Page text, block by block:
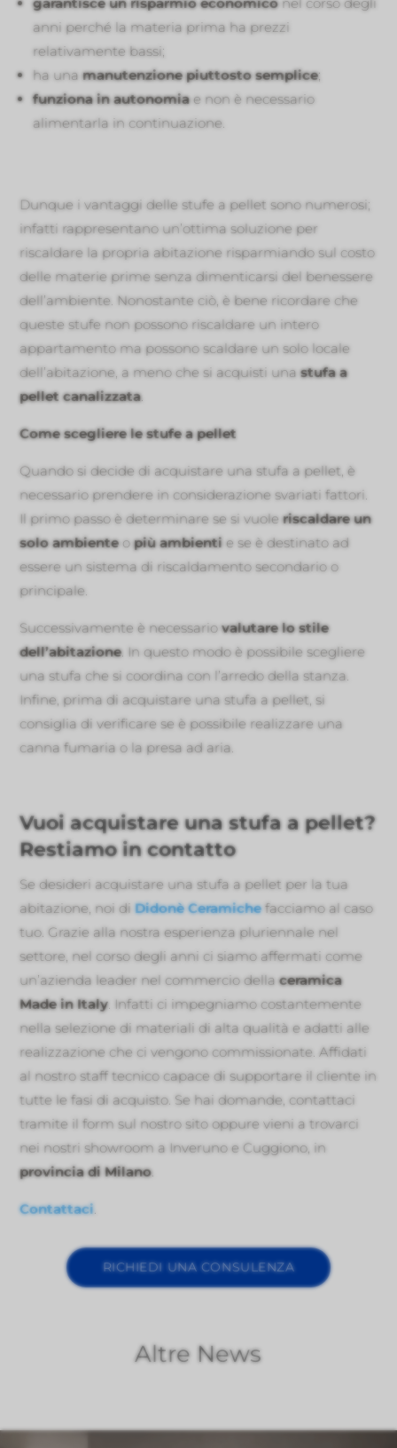
anni perché la materia prima ha prezzi
relativamente bassi;
ha unamanutenzione piuttosto semplice;
funziona in autonomiae non è necessario
alimentarla in continuazione.
Dunque i vantaggi delle stufe a pellet sono numerosi;
infatti rappresentano un’ottima soluzione per
riscaldare la propria abitazione risparmiando sul costo
delle materie prime senza dimenticarsi del benessere
dell’ambiente. Nonostante ciò, è bene ricordare che
queste stufe non possono riscaldare un intero
appartamento ma possono scaldare un solo locale
dell’abitazione, a meno che si acquisti una stufa a
pellet canalizzata.
Come scegliere le stufe a pellet
Quando si decide di acquistare una stufa a pellet, è
necessario prendere in considerazione svariati fattori.
Il primo passo è determinare se si vuoleriscaldare un
solo ambienteopiù ambientie se è destinato ad
essere un sistema di riscaldamento secondario o
principale.
Successivamente è necessariovalutare lo stile
dell’abitazione. In questo modo è possibile scegliere
una stufa che si coordina con l’arredo della stanza.
Infine, prima di acquistare una stufa a pellet, si
consiglia di verificare se è possibile realizzare una
canna fumaria o la presa ad aria.
Vuoi acquistare una stufa a pellet?
Restiamo in contatto
Se desideri acquistare una stufa a pellet per la tua
abitazione, noi diDidonè Ceramichefacciamo al caso
tuo. Grazie alla nostra esperienza pluriennale nel
settore, nel corso degli anni ci siamo affermati come
un’azienda leader nel commercio dellaceramica
Made in Italy. Infatti ci impegniamo costantemente
nella selezione di materiali di alta qualità e adatti alle
realizzazione che ci vengono commissionate. Affidati
al nostro staff tecnico capace di supportare il cliente in
tutte le fasi di acquisto. Se hai domande, contattaci
tramite il form sul nostro sito oppure vieni a trovarci
nei nostri showroom a Inveruno e Cuggiono, in
provincia di Milano.
Contattaci.
RICHIEDI UNA CONSULENZA
Altre News